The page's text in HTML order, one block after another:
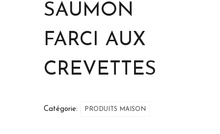
SAUMON
FARCI AUX
CREVETTES
Catégorie: PRODUITS MAISON